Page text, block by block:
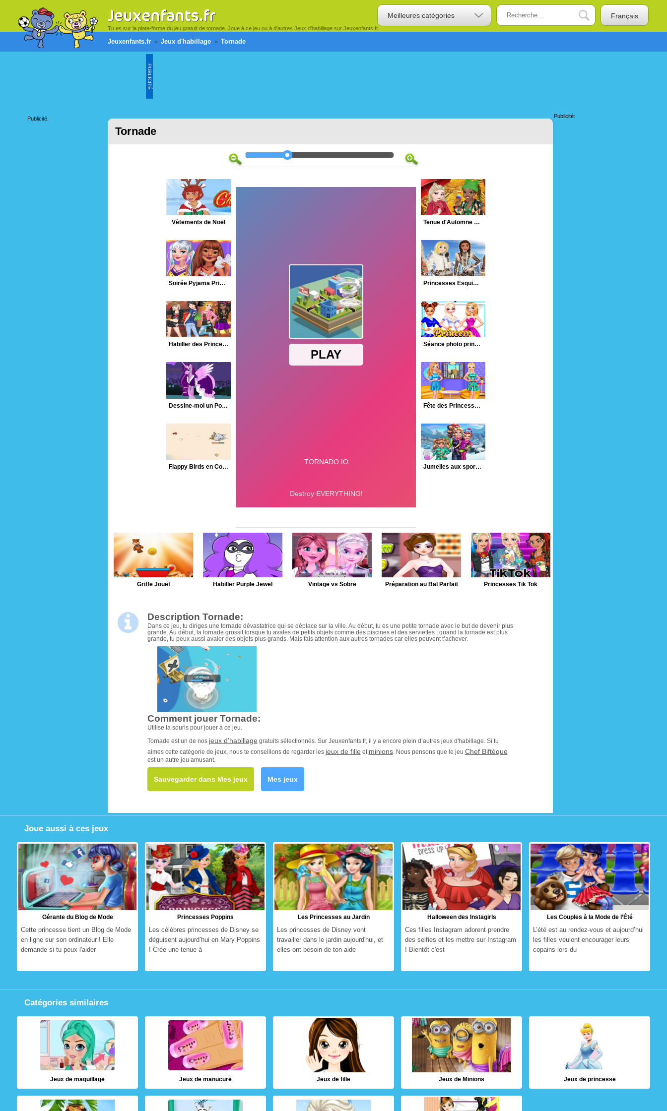
Tu es sur la plate-forme du jeu gratuit de tornade. Joue à ce jeu ou à d'autres Jeux d'habillage sur Jeuxenfants.fr.
Meilleures catégories Français
Jeuxenfants.fr Jeux d'habillage Tornade
PUBLICITÉ
Publicité:
Tornade
Vêtements de Noël
Soirée Pyjama Princesses
Habiller des Princesses de Groupes de musique
Dessine-moi un Poney
Flappy Birds en Colère
Tenue d'Automne des Princesses
Princesses Esquimau
Séance photo princesses
Fête des Princesses Valentin
Jumelles aux sports d'hiver
Griffe Jouet Habiller Purple Jewel Vintage vs Sobre Préparation au Bal Parfait Princesses Tik Tok
Description Tornade:
Dans ce jeu, tu diriges une tornade dévastatrice qui se déplace sur la ville. Au début, tu es une petite tornade avec le but de devenir plus
grande. Au début, la tornade grossit lorsque tu avales de petits objets comme des piscines et des serviettes ; quand la tornade est plus
grande, tu peux aussi avaler des objets plus grands. Mais fais attention aux autres tornades car elles peuvent t’achever.
Comment jouer Tornade:
Utilise la souris pour jouer à ce jeu.
Tornade est un de nos jeux d'habillage gratuits sélectionnés. Sur Jeuxenfants.fr, il y a encore plein d’autres jeux d'habillage. Si tu
aimes cette catégorie de jeux, nous te conseillons de regarder les jeux de fille et minions. Nous pensons que le jeu Chef Biftèque
est un autre jeu amusant.
Sauvegarder dans Mes jeux Mes jeux
Publicité:
Joue aussi à ces jeux
Gérante du Blog de Mode
Cette princesse tient un Blog de Mode
en ligne sur son ordinateur ! Elle
demande si tu peux l'aider
Princesses Poppins
Les célèbres princesses de Disney se
déguisent aujourd’hui en Mary Poppins
! Crée une tenue à
Les Princesses au Jardin
Les princesses de Disney vont
travailler dans le jardin aujourd'hui, et
elles ont besoin de ton aide
Halloween des Instagirls
Ces filles Instagram adorent prendre
des selfies et les mettre sur Instagram
! Bientôt c'est
Les Couples à la Mode de l’Été
L’été est au rendez-vous et aujourd’hui
les filles veulent encourager leurs
copains lors du
Catégories similaires
Jeux de maquillage Jeux de manucure Jeux de fille Jeux de Minions Jeux de princesse